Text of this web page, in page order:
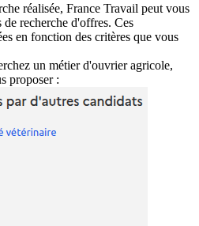
réalisée, France Travail peut vous
recherche d'offres. Ces
en fonction des critères que vous
un métier d'ouvrier agricole,
proposer :